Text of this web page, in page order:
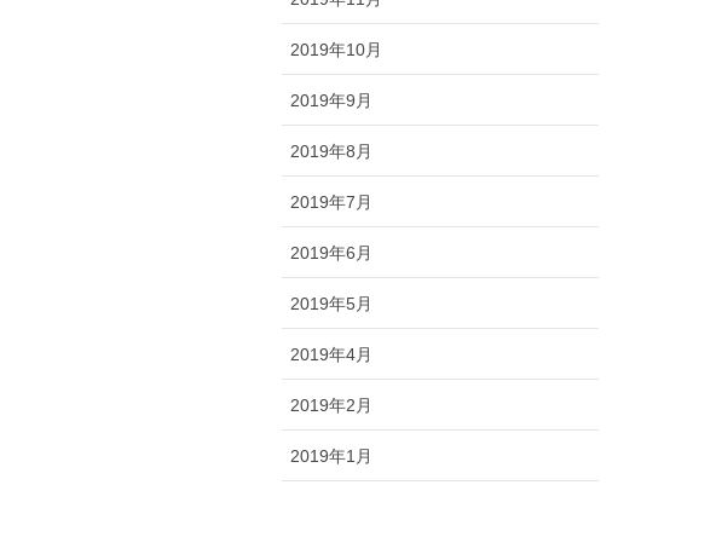
2019年10月
2019年9月
2019年8月
2019年7月
2019年6月
2019年5月
2019年4月
2019年2月
2019年1月